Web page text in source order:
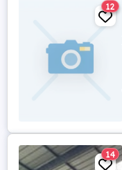
12
14